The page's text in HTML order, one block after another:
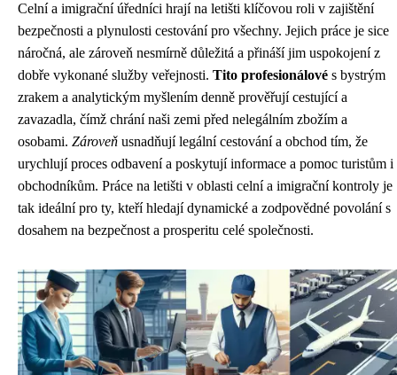
Celní a imigrační úředníci hrají na letišti klíčovou roli v zajištění
bezpečnosti a plynulosti cestování pro všechny. Jejich práce je sice
náročná, ale zároveň nesmírně důležitá a přináší jim uspokojení z
dobře vykonané služby veřejnosti. Tito profesionálové s bystrým
zrakem a analytickým myšlením denně prověřují cestující a
zavazadla, čímž chrání naši zemi před nelegálním zbožím a
osobami. Zároveň usnadňují legální cestování a obchod tím, že
urychlují proces odbavení a poskytují informace a pomoc turistům i
obchodníkům. Práce na letišti v oblasti celní a imigrační kontroly je
tak ideální pro ty, kteří hledají dynamické a zodpovědné povolání s
dosahem na bezpečnost a prosperitu celé společnosti.